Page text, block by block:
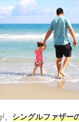
シングルファザー